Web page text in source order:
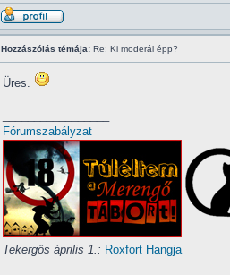
Hozzászólás témája: Re: Ki moderál épp?
Üres.
Fórumszabályzat
Tekergős április 1.: Roxfort Hangja